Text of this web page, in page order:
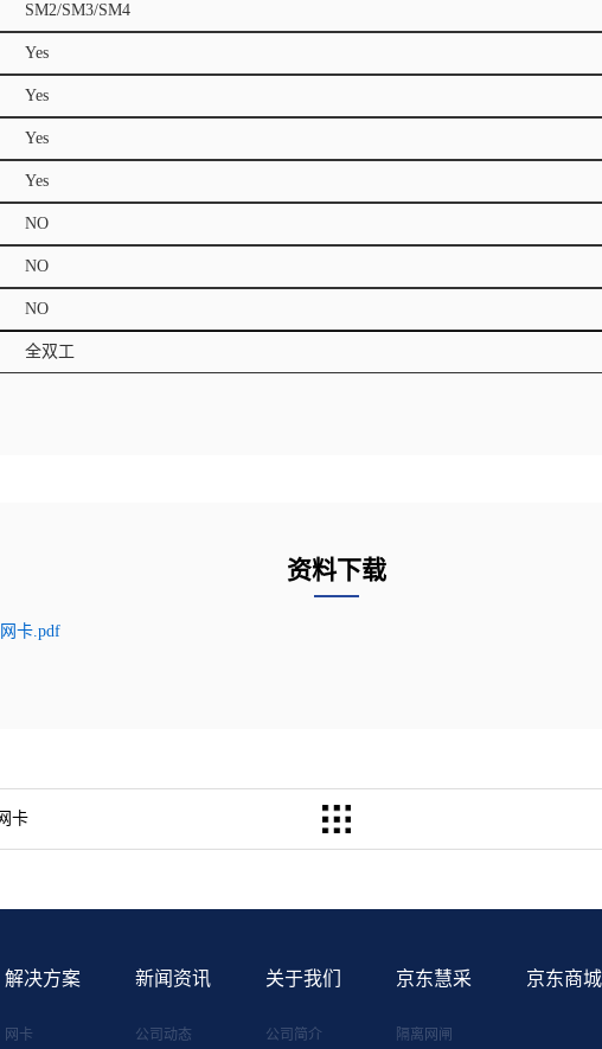
SM2/SM3/SM4
Yes
Yes
Yes
Yes
NO
NO
NO
全双工
资料下载
卡.pdf
卡
解决方案
网卡
新闻资讯
公司动态
关于我们
公司简介
京东慧采
隔离网闸
京东商城